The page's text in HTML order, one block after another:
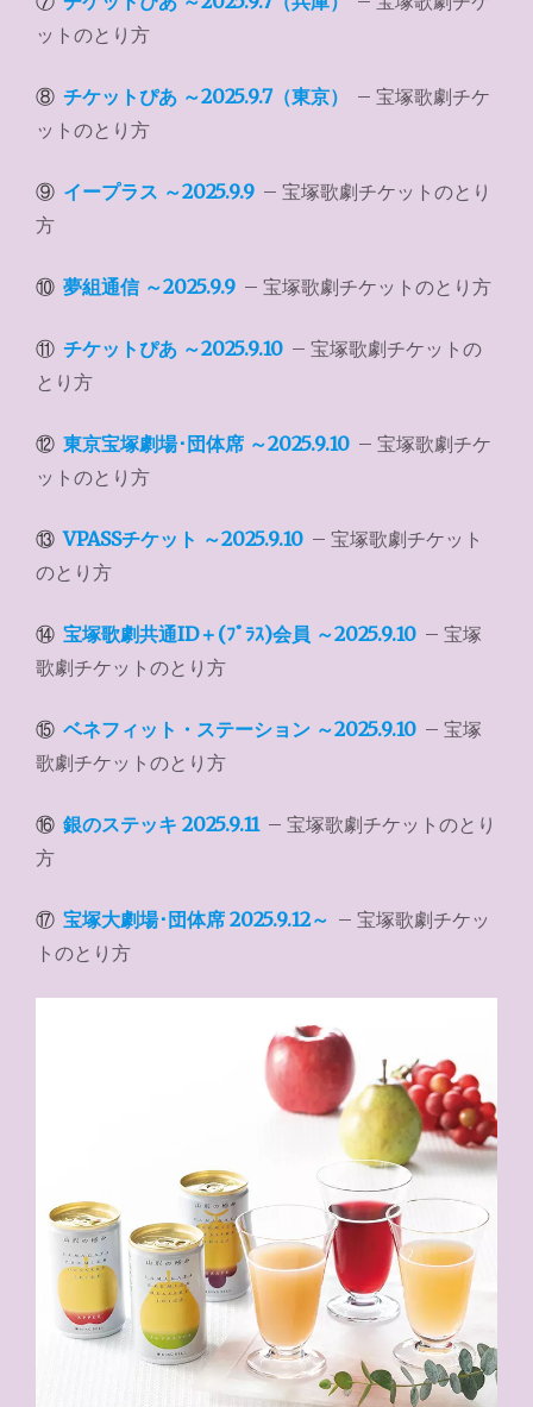
ットのとり方
⑧ チケットぴあ ～2025.9.7（東京）
– 宝塚歌劇チケ
ットのとり方
⑨ イープラス ～2025.9.9 – 宝塚歌劇チケットのとり
方
⑩ 夢組通信 ～2025.9.9 – 宝塚歌劇チケットのとり方
⑪ チケットぴあ ～2025.9.10 – 宝塚歌劇チケットの
とり方
⑫ 東京宝塚劇場･団体席 ～2025.9.10 – 宝塚歌劇チケ
ットのとり方
⑬ VPASSチケット ～2025.9.10 – 宝塚歌劇チケット
のとり方
⑭ 宝塚歌劇共通ID＋(ﾌﾟﾗｽ)会員 ～2025.9.10 – 宝塚
歌劇チケットのとり方
⑮ ベネフィット・ステーション ～2025.9.10 – 宝塚
歌劇チケットのとり方
⑯ 銀のステッキ 2025.9.11 – 宝塚歌劇チケットのとり
方
⑰ 宝塚大劇場･団体席 2025.9.12～ – 宝塚歌劇チケッ
トのとり方